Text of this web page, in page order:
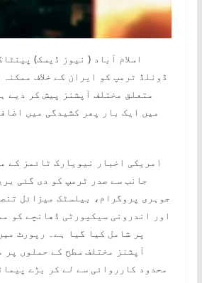
اسلام آباد ( نیوز ڈیسک)
ڈونلڈ ٹرمپ کو ایران کے خلاف
متعلق مختلف آپشنز پیش کر دیے
میں ایک بار پھر کشیدگی میں
امریکی اخبار نیویارک ٹائمز کے
جانب سے صدر ٹرمپ کو دی گئی
جوہری پروگرام، بیلسٹک میزائل
اور اندرونی سیکیورٹی ڈھانچے کو
پر شامل کیا گیا ہے۔ رپورٹ
آپشنز مختلف سطح کے حملوں پر
محدود کارروائی سے لے کر بڑے